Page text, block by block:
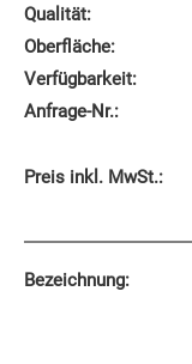
Qualität:
Oberfläche:
Verfügbarkeit:
Anfrage‑Nr.:
Preis inkl. MwSt.:
Bezeichnung: